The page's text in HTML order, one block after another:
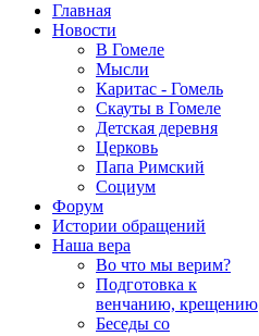
Главная
Новости
В Гомеле
Мысли
Каритас - Гомель
Скауты в Гомеле
Детская деревня
Церковь
Папа Римский
Социум
Форум
Истории обращений
Наша вера
Во что мы верим?
Подготовка к
венчанию, крещению
Беседы со